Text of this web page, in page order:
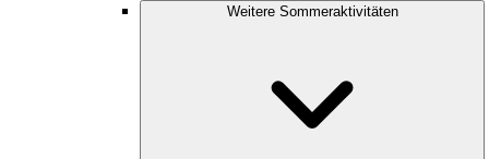
Weitere Sommeraktivitäten